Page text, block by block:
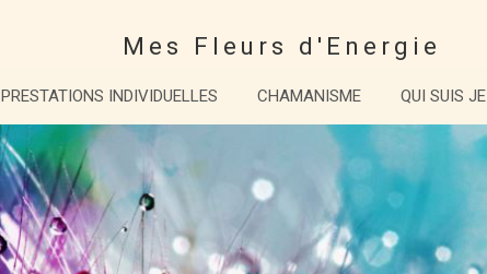
Mes Fleurs d'Energie
PRESTATIONS INDIVIDUELLES CHAMANISME QUI SUIS JE